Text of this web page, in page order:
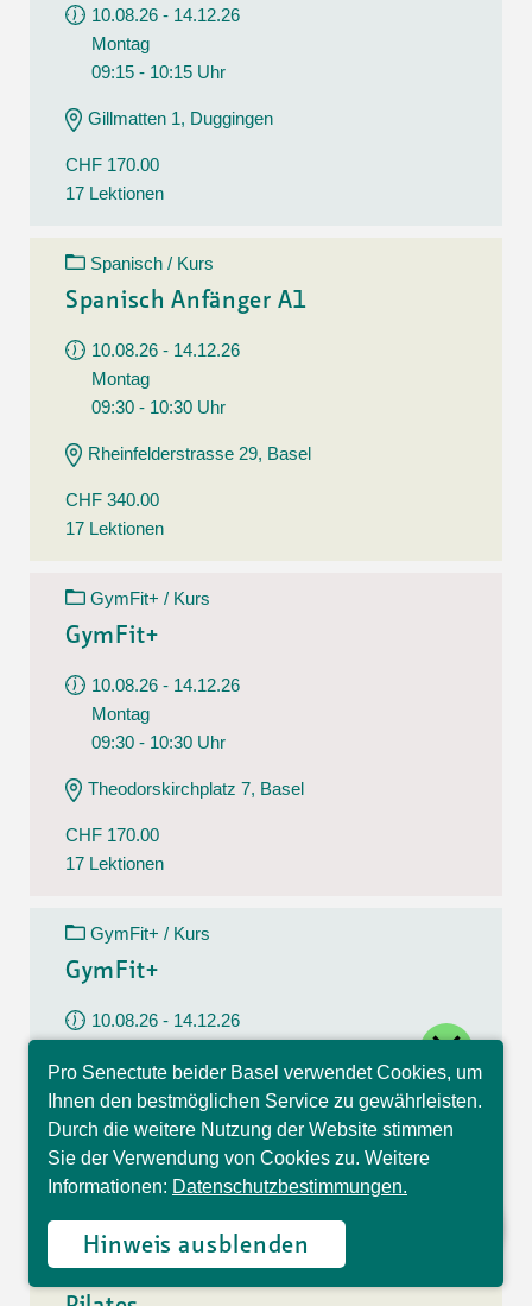
10.08.26 - 14.12.26
Montag
09:15 - 10:15 Uhr
Gillmatten 1, Duggingen
CHF 170.00
17 Lektionen
Spanisch / Kurs
Spanisch Anfänger A1
10.08.26 - 14.12.26
Montag
09:30 - 10:30 Uhr
Rheinfelderstrasse 29, Basel
CHF 340.00
17 Lektionen
GymFit+ / Kurs
GymFit+
10.08.26 - 14.12.26
Montag
09:30 - 10:30 Uhr
Theodorskirchplatz 7, Basel
CHF 170.00
17 Lektionen
GymFit+ / Kurs
GymFit+
10.08.26 - 14.12.26
09:30 - 10:30 Uhr
Belchenstrasse 15, Basel
CHF 170.00
17 Lektionen
Pilates / Kurs
Pro Senectute beider Basel verwendet Cookies, um
Ihnen den bestmöglichen Service zu gewährleisten.
Durch die weitere Nutzung der Website stimmen
Sie der Verwendung von Cookies zu. Weitere
Informationen: Datenschutzbestimmungen.
Hinweis ausblenden
Hallo, ich bin Sophia und
beantworte gerne Ihre
Fragen.
close